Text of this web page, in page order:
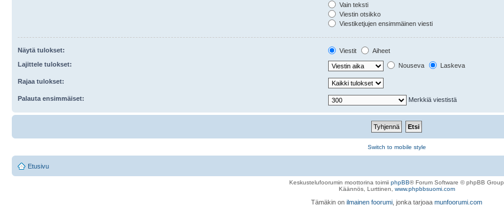
Vain teksti
Viestin otsikko
Viestiketjujen ensimmäinen viesti
Näytä tulokset: Viestit
Aiheet
Lajittele tulokset:
Nouseva Laskeva
Rajaa tulokset:
Palauta ensimmäiset: Merkkiä viestistä
Switch to mobile style
Etusivu
Keskustelufoorumin moottorina toimii phpBB® Forum Software © phpBB Group
Käännös, Lurttinen, www.phpbbsuomi.com
Tämäkin on ilmainen foorumi , jonka tarjoaa munfoorumi.com